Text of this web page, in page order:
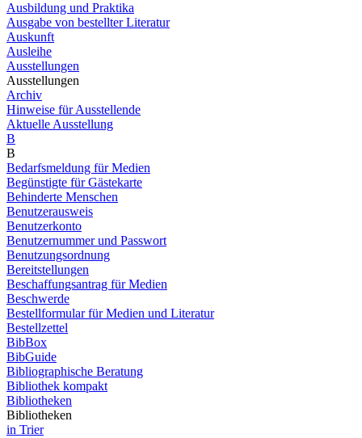
Ausbildung und Praktika
Ausgabe von bestellter Literatur
Auskunft
Ausleihe
Ausstellungen
Ausstellungen
Archiv
Hinweise für Ausstellende
Aktuelle Ausstellung
B
B
Bedarfsmeldung für Medien
Begünstigte für Gästekarte
Behinderte Menschen
Benutzerausweis
Benutzerkonto
Benutzernummer und Passwort
Benutzungsordnung
Bereitstellungen
Beschaffungsantrag für Medien
Beschwerde
Bestellformular für Medien und Literatur
Bestellzettel
BibBox
BibGuide
Bibliographische Beratung
Bibliothek kompakt
Bibliotheken
Bibliotheken
in Trier